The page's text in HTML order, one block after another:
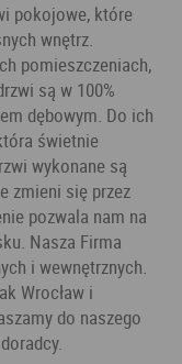
pokojowe, które
wnętrz.
pomieszczeniach,
są w 100%
dębowym. Do ich
świetnie
wykonane są
zmieni się przez
pozwala nam na
Nasza Firma
i wewnętrznych.
Wrocław i
do naszego